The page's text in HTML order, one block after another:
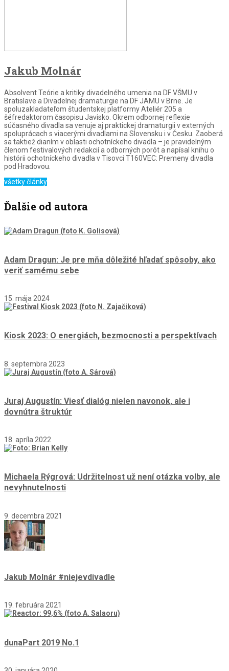
Jakub Molnár
Absolvent Teórie a kritiky divadelného umenia na DF VŠMU v
Bratislave a Divadelnej dramaturgie na DF JAMU v Brne. Je
spoluzakladateľom študentskej platformy Ateliér 205 a
šéfredaktorom časopisu Javisko. Okrem odbornej reflexie
súčasného divadla sa venuje aj praktickej dramaturgii v externých
spoluprácach s viacerými divadlami na Slovensku i v Česku. Zaoberá
sa taktiež dianím v oblasti ochotníckeho divadla – je pravidelným
členom festivalových redakcií a odborných porôt a napísal knihu o
histórii ochotníckeho divadla v Tisovci T160VEC: Premeny divadla
pod Hradovou.
všetky články
Ďalšie od autora
Adam Dragun: Je pre mňa dôležité hľadať spôsoby, ako
veriť samému sebe
15. mája 2024
Kiosk 2023: O energiách, bezmocnosti a perspektívach
8. septembra 2023
Juraj Augustín: Viesť dialóg nielen navonok, ale i
dovnútra štruktúr
18. apríla 2022
Michaela Rýgrová: Udržitelnost už není otázka volby, ale
nevyhnutelnosti
9. decembra 2021
Jakub Molnár #niejevdivadle
19. februára 2021
dunaPart 2019 No.1